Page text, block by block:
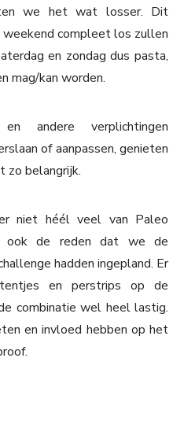
we het wat losser. Dit
compleet los zullen
en zondag dus pasta,
mag/kan worden.
andere verplichtingen
of aanpassen, genieten
zo belangrijk.
niet héél veel van Paleo
ook de reden dat we de
hadden ingepland. Er
en perstrips op de
combinatie wel heel lastig.
en invloed hebben op het